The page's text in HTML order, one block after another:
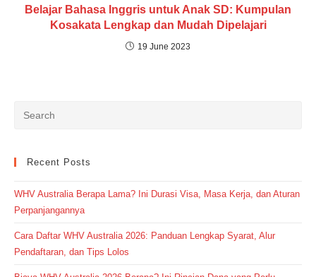
Belajar Bahasa Inggris untuk Anak SD: Kumpulan
Kosakata Lengkap dan Mudah Dipelajari
19 June 2023
Recent Posts
WHV Australia Berapa Lama? Ini Durasi Visa, Masa Kerja, dan Aturan
Perpanjangannya
Cara Daftar WHV Australia 2026: Panduan Lengkap Syarat, Alur
Pendaftaran, dan Tips Lolos